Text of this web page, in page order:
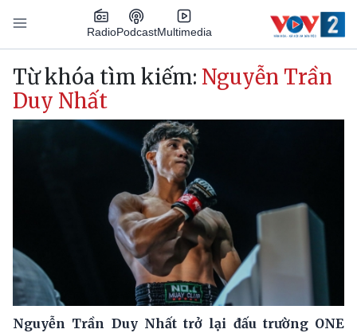
Nhảy đến nội dung
RadioPodcastMultimedia
Main navigation
Từ khóa tìm kiếm: Nguyễn Trần
Duy Nhất
Nguyễn Trần Duy Nhất trở lại đấu trường ONE